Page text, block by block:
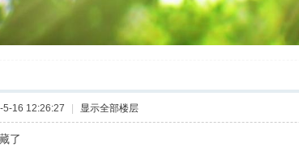
5-16 12:26:27 显示全部楼层
了